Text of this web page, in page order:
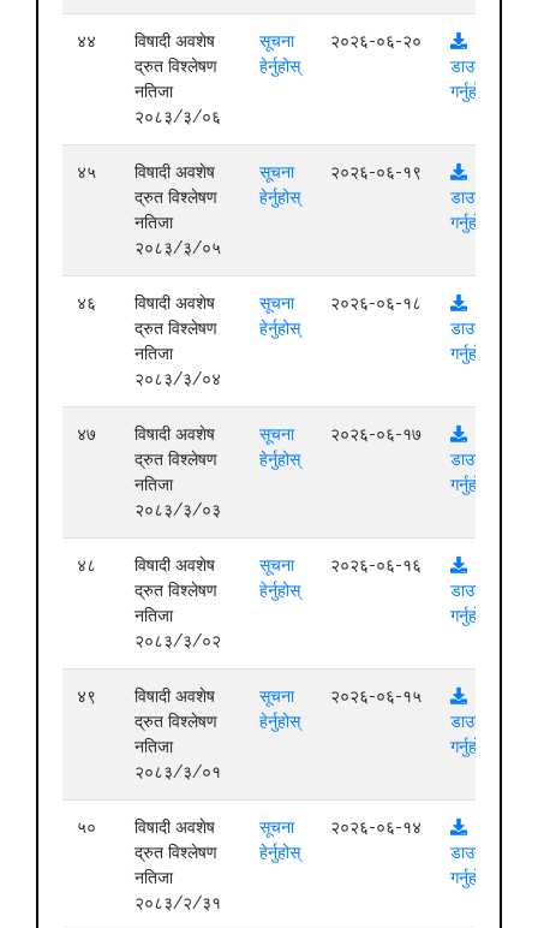
४४
विषादी अवशेष
द्रुत विश्लेषण
नतिजा
२०८३/३/०६
सूचना
हेर्नुहोस्
२०२६-०६-२०
डाउनलोड
गर्नुहोस्
४५
विषादी अवशेष
द्रुत विश्लेषण
नतिजा
२०८३/३/०५
सूचना
हेर्नुहोस्
२०२६-०६-१९
डाउनलोड
गर्नुहोस्
४६
विषादी अवशेष
द्रुत विश्लेषण
नतिजा
२०८३/३/०४
सूचना
हेर्नुहोस्
२०२६-०६-१८
डाउनलोड
गर्नुहोस्
४७
विषादी अवशेष
द्रुत विश्लेषण
नतिजा
२०८३/३/०३
सूचना
हेर्नुहोस्
२०२६-०६-१७
डाउनलोड
गर्नुहोस्
४८
विषादी अवशेष
द्रुत विश्लेषण
नतिजा
२०८३/३/०२
सूचना
हेर्नुहोस्
२०२६-०६-१६
डाउनलोड
गर्नुहोस्
४९
विषादी अवशेष
द्रुत विश्लेषण
नतिजा
२०८३/३/०१
सूचना
हेर्नुहोस्
२०२६-०६-१५
डाउनलोड
गर्नुहोस्
५०
विषादी अवशेष
द्रुत विश्लेषण
नतिजा
२०८३/२/३१
सूचना
हेर्नुहोस्
२०२६-०६-१४
डाउनलोड
गर्नुहोस्